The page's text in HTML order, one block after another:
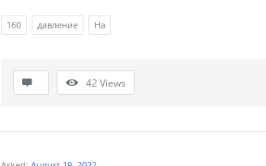
160 давление На
42Views